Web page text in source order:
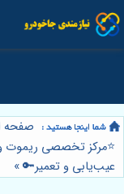
صفحه
⭐️مرکز تخصصی ریموت
عیب‌یابی و تعمیر🔑»